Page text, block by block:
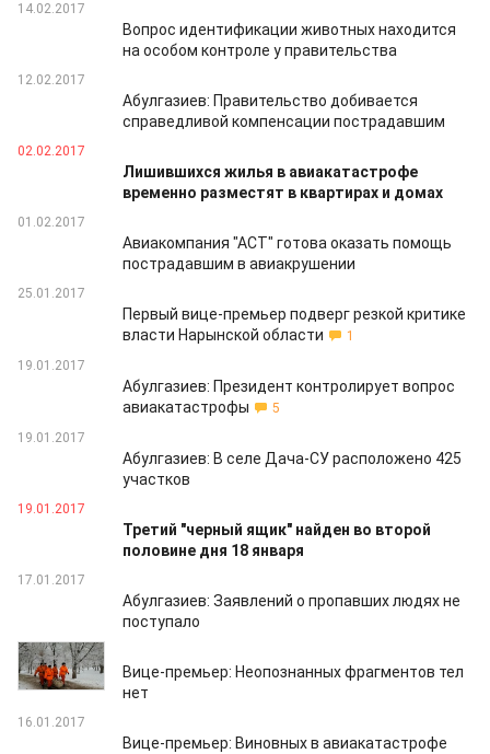
14.02.2017
Вопрос идентификации животных находится
на особом контроле у правительства
12.02.2017
Абулгазиев: Правительство добивается
справедливой компенсации пострадавшим
02.02.2017
Лишившихся жилья в авиакатастрофе
временно разместят в квартирах и домах
01.02.2017
Авиакомпания "АСТ" готова оказать помощь
пострадавшим в авиакрушении
25.01.2017
Первый вице-премьер подверг резкой критике
власти Нарынской области
1
19.01.2017
Абулгазиев: Президент контролирует вопрос
авиакатастрофы
5
19.01.2017
Абулгазиев: В селе Дача-СУ расположено 425
участков
19.01.2017
Третий "черный ящик" найден во второй
половине дня 18 января
17.01.2017
Абулгазиев: Заявлений о пропавших людях не
поступало
17.01.2017
Вице-премьер: Неопознанных фрагментов тел
нет
16.01.2017
Вице-премьер: Виновных в авиакатастрофе